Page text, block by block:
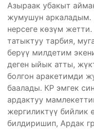
Азыраак убакыт
жумушун аркаладым.
нерсеге көзүм
татыктуу тарбия,
берүү милдетим
деген ыйык атты,
болгон аракетимди
баалады. КР эмгек
ардактуу
жергиликтүү бийлик
билдиришип, Ардак